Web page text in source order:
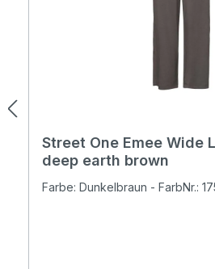
Street One Emee Wide
deep earth brown
Farbe: Dunkelbraun - FarbNr.: